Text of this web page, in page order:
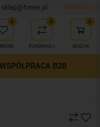
sklep@fonex.pl KONTAKT >
0 0
PORÓWNAJ
0
KOSZYK
WSPÓŁPRACA B2B